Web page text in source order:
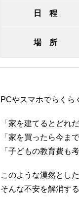
日 程
場 所
PCやスマホでらくら
「家を建てるとどれ
「家を買ったら今ま
「子どもの教育費も
このような漠然とし
そんな不安を解消す